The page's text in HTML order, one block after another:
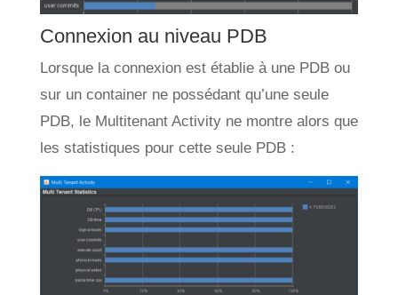
Connexion au niveau PDB
Lorsque la connexion est établie à une PDB ou
sur un container ne possédant qu’une seule
PDB, le Multitenant Activity ne montre alors que
les statistiques pour cette seule PDB :